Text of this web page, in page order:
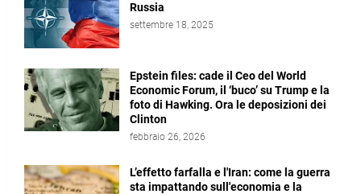
Russia
settembre 18, 2025
Epstein files: cade il Ceo del World
Economic Forum, il ‘buco’ su Trump e la
foto di Hawking. Ora le deposizioni dei
Clinton
febbraio 26, 2026
L’effetto farfalla e l'Iran: come la guerra
sta impattando sull'economia e la